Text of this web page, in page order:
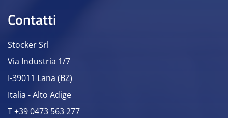
Contatti
Stocker Srl
Via Industria 1/7
I-39011 Lana (BZ)
Italia - Alto Adige
T +39 0473 563 277